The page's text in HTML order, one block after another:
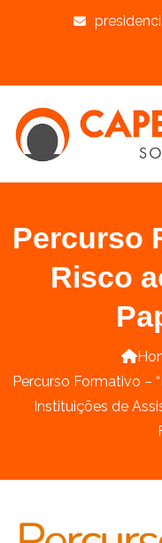
Percurso
Risco
Percurso Formativo –
Instituições de